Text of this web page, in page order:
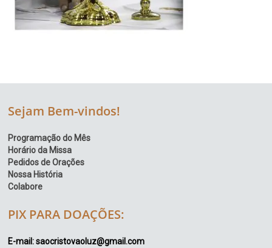
Sejam Bem-vindos!
Programação do Mês
Horário da Missa
Pedidos de Orações
Nossa História
Colabore
PIX PARA DOAÇÕES:
E-mail: saocristovaoluz@gmail.com